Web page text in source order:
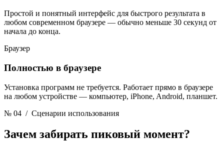
Простой и понятный интерфейс для быстрого результата в
любом современном браузере — обычно меньше 30 секунд от
начала до конца.
Браузер
Полностью в браузере
Установка программ не требуется. Работает прямо в браузере
на любом устройстве — компьютер, iPhone, Android, планшет.
№ 04 / Сценарии использования
Зачем забирать пиковый момент?